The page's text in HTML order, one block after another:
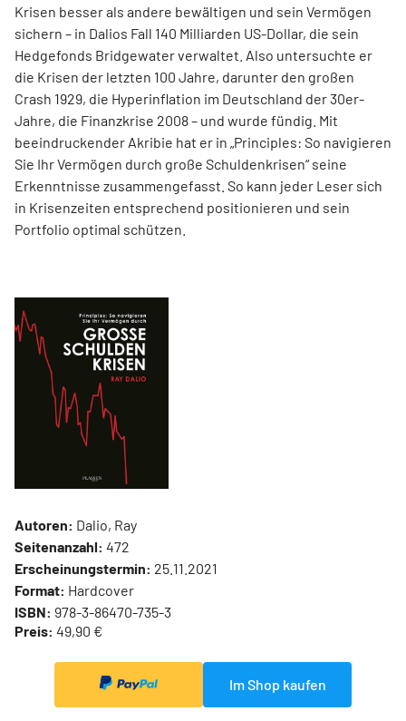
Krisen besser als andere bewältigen und sein Vermögen
sichern – in Dalios Fall 140 Milliarden US-Dollar, die sein
Hedgefonds Bridgewater verwaltet. Also untersuchte er
die Krisen der letzten 100 Jahre, darunter den großen
Crash 1929, die Hyperinflation im Deutschland der 30er-
Jahre, die Finanzkrise 2008 – und wurde fündig. Mit
beeindruckender Akribie hat er in „Principles: So navigieren
Sie Ihr Vermögen durch große Schuldenkrisen“ seine
Erkenntnisse zusammengefasst. So kann jeder Leser sich
in Krisenzeiten entsprechend positionieren und sein
Portfolio optimal schützen.
Autoren: Dalio, Ray
Seitenanzahl: 472
Erscheinungstermin: 25.11.2021
Format: Hardcover
ISBN: 978-3-86470-735-3
Preis: 49,90 €
Im Shop kaufen